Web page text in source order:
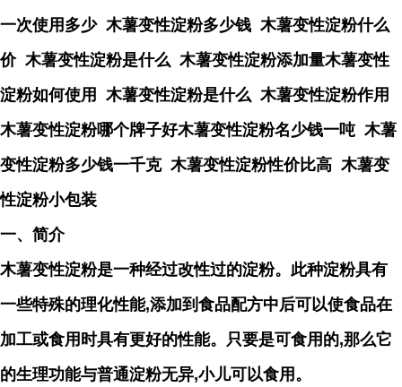
一次使用多少 木薯变性淀粉多少钱 木薯变性淀粉什么
价 木薯变性淀粉是什么 木薯变性淀粉添加量木薯变性
淀粉如何使用 木薯变性淀粉是什么 木薯变性淀粉作用
木薯变性淀粉哪个牌子好木薯变性淀粉名少钱一吨 木薯
变性淀粉多少钱一千克 木薯变性淀粉性价比高 木薯变
性淀粉小包装
一、简介
木薯变性淀粉是一种经过改性过的淀粉。此种淀粉具有
一些特殊的理化性能,添加到食品配方中后可以使食品在
加工或食用时具有更好的性能。只要是可食用的,那么它
的生理功能与普通淀粉无异,小儿可以食用。